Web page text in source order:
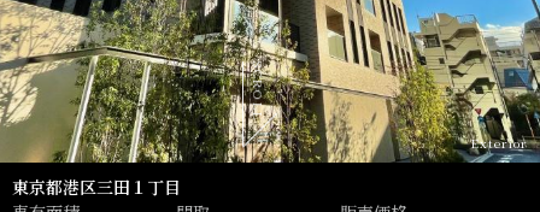
Exterior
SCROLL
東京都港区三田１丁目